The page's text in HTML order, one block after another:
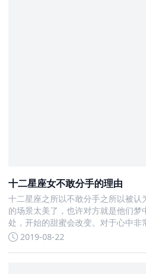
十二星座女不敢分手的理由
十二星座之所以不敢分手之所以被
的场景太美了，也许对方就是他们梦
处，开始的甜蜜会改变。对于心中
界里越来越容易越来越深
2019-08-22